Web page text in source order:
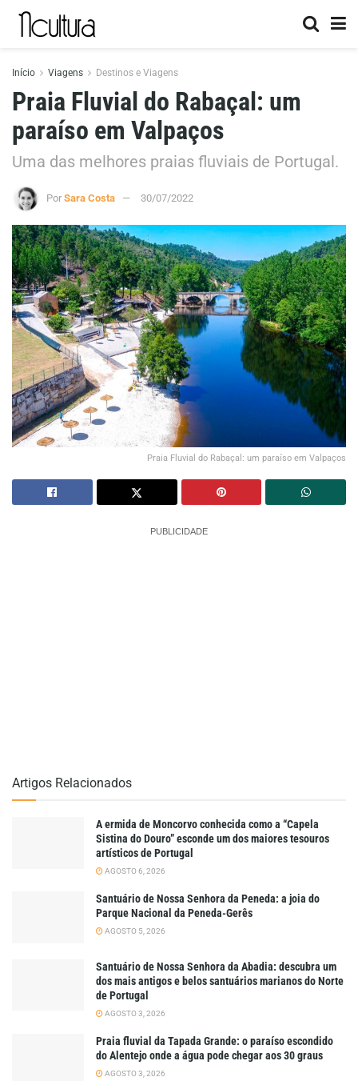
Início Viagens Destinos e Viagens
Praia Fluvial do Rabaçal: um
paraíso em Valpaços
Uma das melhores praias fluviais de Portugal.
Por Sara Costa 30/07/2022
Praia Fluvial do Rabaçal: um paraíso em Valpaços
PUBLICIDADE
Artigos Relacionados
A ermida de Moncorvo conhecida como a “Capela
Sistina do Douro” esconde um dos maiores tesouros
artísticos de Portugal
AGOSTO 6, 2026
Santuário de Nossa Senhora da Peneda: a joia do
Parque Nacional da Peneda-Gerês
AGOSTO 5, 2026
Santuário de Nossa Senhora da Abadia: descubra um
dos mais antigos e belos santuários marianos do Norte
de Portugal
AGOSTO 3, 2026
Praia fluvial da Tapada Grande: o paraíso escondido
do Alentejo onde a água pode chegar aos 30 graus
AGOSTO 3, 2026